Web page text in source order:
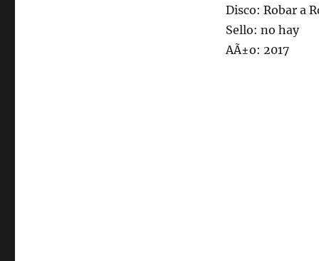
Disco: Robar a
Sello: no hay
AÃ±o: 2017